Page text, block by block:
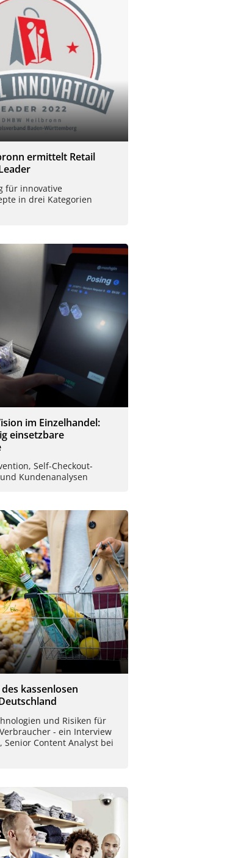
ermittelt Retail
für innovative
in drei Kategorien
im Einzelhandel:
einsetzbare
Self-Checkout-
Kundenanalysen
kassenlosen
und Risiken für
- ein Interview
Senior Content Analyst bei